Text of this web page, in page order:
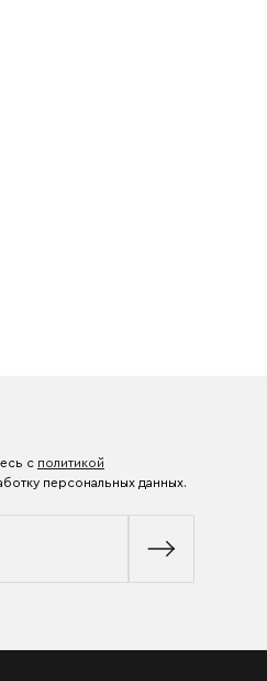
с политикой
персональных данных.